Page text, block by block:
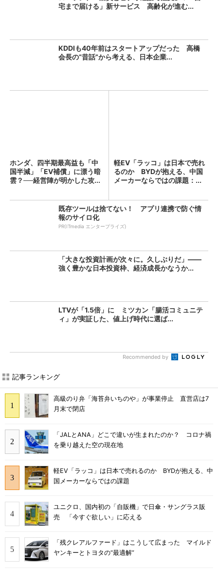
宅まで届ける」新サービス 高齢化が進む...
KDDIも40年前はスタートアップだった 高橋
会長の“昔話”から考える、日本企業...
ホンダ、四半期最高益も「中
国半減」「EV補償」に漂う暗
雲？──経営陣が明かした攻...
軽EV「ラッコ」は日本で売れ
るのか BYDが抱える、中国
メーカーならではの課題：...
既存ツールは捨てない！ アプリ連携で防ぐ情
報のサイロ化
PR(ITmedia エンタープライズ)
「大きな投資計画が次々に。久しぶりだ」――
強く豊かな日本投資枠、経済成長かなうか...
LTVが「1.5倍」に ミツカン「腸活コミュニテ
ィ」が実証した、値上げ時代に選ば...
Recommended by
記事ランキング
高級のり弁「海苔弁いちのや」が事業停止 直営店は7
月末で閉店
「JALとANA」どこで違いが生まれたのか？ コロナ禍
を乗り越えた空の現在地
軽EV「ラッコ」は日本で売れるのか BYDが抱える、中
国メーカーならではの課題
ユニクロ、国内初の「自販機」で日傘・サングラス販
売 「今すぐ欲しい」に応える
「残クレアルファード」はこうして広まった マイルド
ヤンキーとトヨタの“最適解”